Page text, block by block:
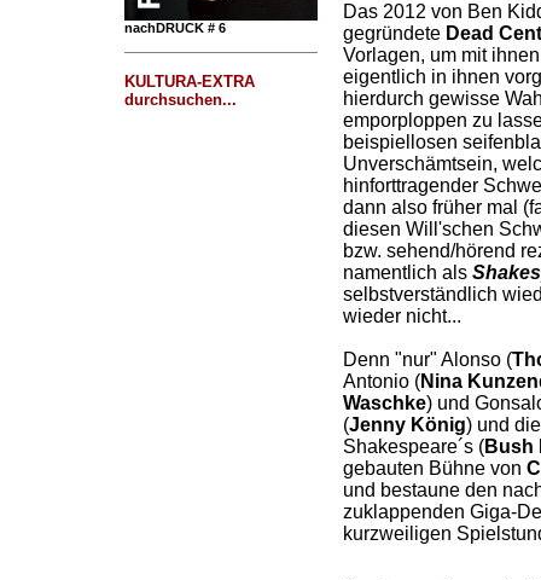
nachDRUCK # 6
KULTURA-EXTRA
durchsuchen...
Das 2012 von Ben
gegründete Dead
Vorlagen, um mit
eigentlich in ihnen
hierdurch gewisse
emporploppen zu
beispiellosen
Unverschämtsein,
hinforttragender
dann also früher mal
diesen Will'schen
bzw. sehend/hörend
namentlich als
selbstverständlich
wieder nicht...
Denn "nur" Alonso (
Antonio (Nina
Waschke) und
(Jenny König) und
Shakespeare´s (Bush
gebauten Bühne von
und bestaune den
zuklappenden Giga-
kurzweiligen